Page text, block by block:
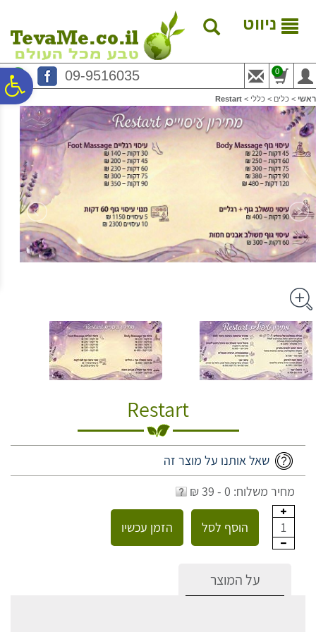
נגישות
המרכזי
ניווט
09-9516035 0
ראשי > כלים > כללי >
Restart
Restart
שאל אותנו על מוצר זה
מחיר משלוח: 0 - 39 ₪
1 הוסף לסל הזמן עכשיו
על המוצר